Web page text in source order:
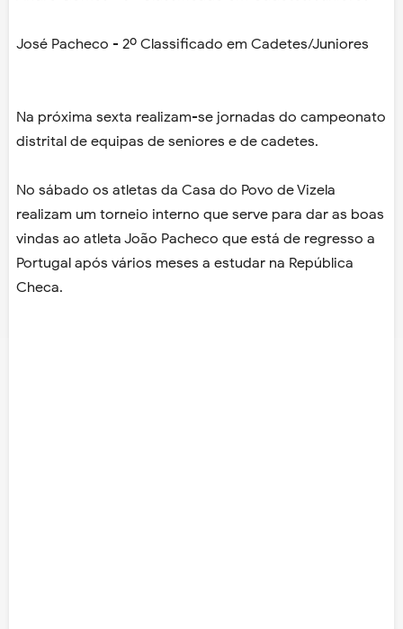
José Pacheco - 2º Classificado em Cadetes/Juniores
Na próxima sexta realizam-se jornadas do campeonato
distrital de equipas de seniores e de cadetes.
No sábado os atletas da Casa do Povo de Vizela
realizam um torneio interno que serve para dar as boas
vindas ao atleta João Pacheco que está de regresso a
Portugal após vários meses a estudar na República
Checa.